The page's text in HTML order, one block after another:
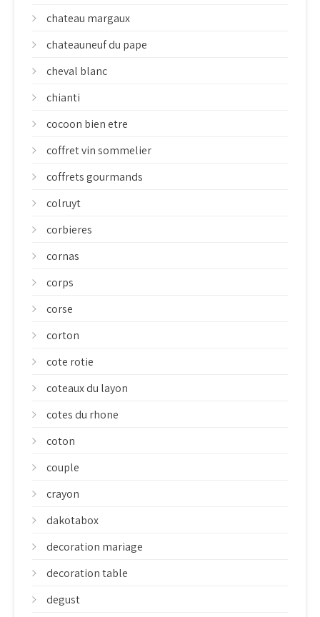
chateau margaux
chateauneuf du pape
cheval blanc
chianti
cocoon bien etre
coffret vin sommelier
coffrets gourmands
colruyt
corbieres
cornas
corps
corse
corton
cote rotie
coteaux du layon
cotes du rhone
coton
couple
crayon
dakotabox
decoration mariage
decoration table
degust